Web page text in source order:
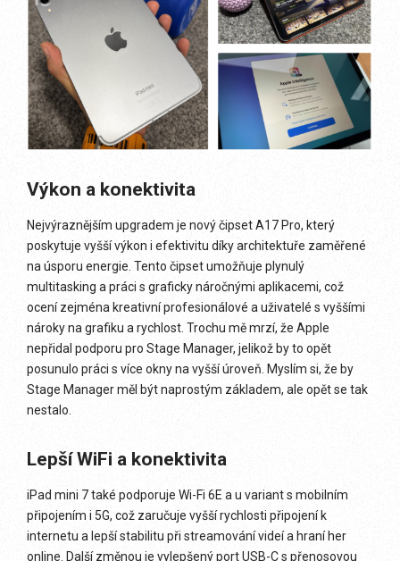
Výkon a konektivita
Nejvýraznějším upgradem je nový čipset A17 Pro, který
poskytuje vyšší výkon i efektivitu díky architektuře zaměřené
na úsporu energie. Tento čipset umožňuje plynulý
multitasking a práci s graficky náročnými aplikacemi, což
ocení zejména kreativní profesionálové a uživatelé s vyššími
nároky na grafiku a rychlost. Trochu mě mrzí, že Apple
nepřidal podporu pro Stage Manager, jelikož by to opět
posunulo práci s více okny na vyšší úroveň. Myslím si, že by
Stage Manager měl být naprostým základem, ale opět se tak
nestalo.
Lepší WiFi a konektivita
iPad mini 7 také podporuje Wi-Fi 6E a u variant s mobilním
připojením i 5G, což zaručuje vyšší rychlosti připojení k
internetu a lepší stabilitu při streamování videí a hraní her
online. Další změnou je vylepšený port USB-C s přenosovou